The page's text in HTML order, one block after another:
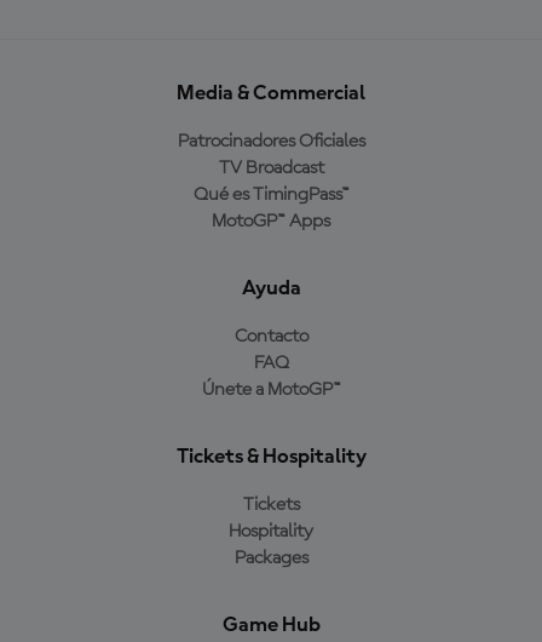
Media & Commercial
Patrocinadores Oficiales
TV Broadcast
Qué es TimingPass™
MotoGP™ Apps
Ayuda
Contacto
FAQ
Únete a MotoGP™
Tickets & Hospitality
Tickets
Hospitality
Packages
Game Hub